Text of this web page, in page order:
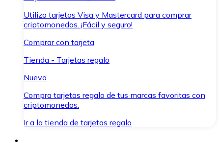
Utiliza tarjetas Visa y Mastercard para comprar
criptomonedas. ¡Fácil y seguro!
Comprar con tarjeta
Tienda - Tarjetas regalo
Nuevo
Compra tarjetas regalo de tus marcas favoritas con
criptomonedas.
Ir a la tienda de tarjetas regalo